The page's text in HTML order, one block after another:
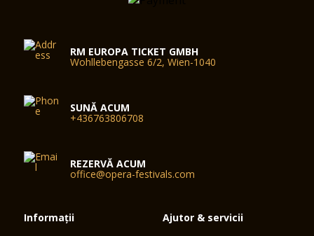
RM EUROPA TICKET GMBH
Wohllebengasse 6/2, Wien-1040
SUNĂ ACUM
+436763806708
REZERVĂ ACUM
office@opera-festivals.com
Informații Ajutor & servicii